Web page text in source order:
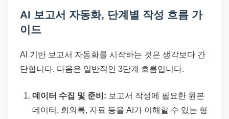
AI 보고서 자동화, 단계별 작성 흐름 가
이드
AI 기반 보고서 자동화를 시작하는 것은 생각보다 간
단합니다. 다음은 일반적인 3단계 흐름입니다.
데이터 수집 및 준비: 보고서 작성에 필요한 원본
데이터, 회의록, 자료 등을 AI가 이해할 수 있는 형